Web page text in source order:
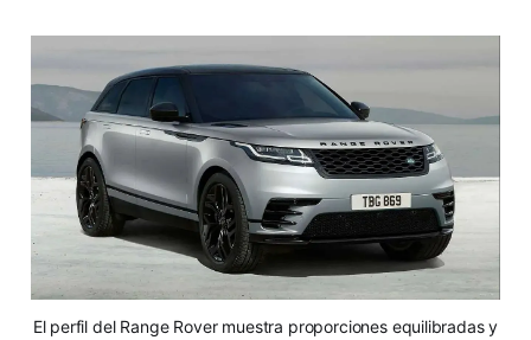
El perfil del Range Rover muestra proporciones equilibradas y